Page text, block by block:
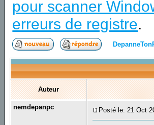
pour scanner
erreurs de registre.
Auteur
nemdepanpc Posté le: 21 Oct